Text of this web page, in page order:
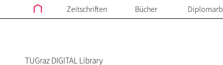
Zeitschriften Bücher
TUGraz DIGITAL Library